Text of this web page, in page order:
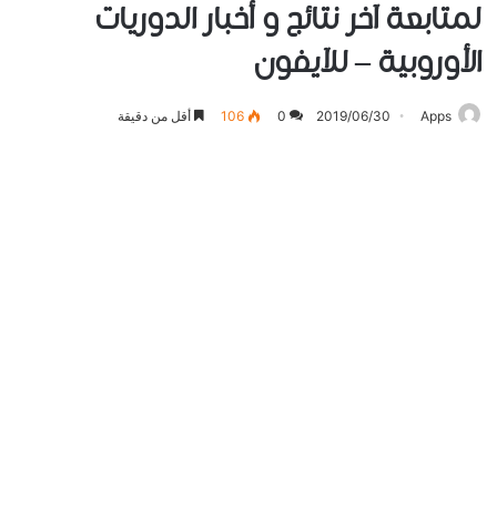
ﻟﻤﺘﺎﺑﻌﺔ ﺁﺧﺮ نتائج و أخبار الدوريات
الأوروبية – للآيفون
Apps
2019/06/30
0
106 أقل من دقيقة